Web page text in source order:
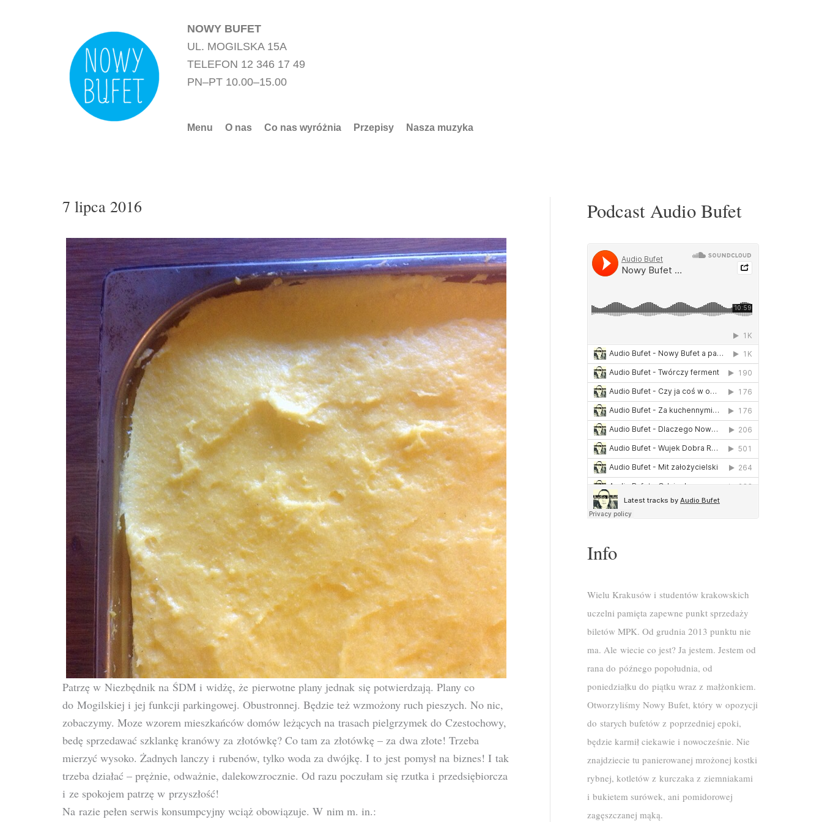
NOWY BUFET
UL. MOGILSKA 15A
TELEFON 12 346 17 49
PN–PT 10.00–15.00
Menu O nas Co nas wyróżnia Przepisy Nasza muzyka
7 lipca 2016
Patrzę w Niezbędnik na ŚDM i widżę, że pierwotne plany jednak się potwierdzają. Plany co
do Mogilskiej i jej funkcji parkingowej. Obustronnej. Będzie też wzmożony ruch pieszych. No nic,
zobaczymy. Moze wzorem mieszkańców domów leżących na trasach pielgrzymek do Czestochowy,
bedę sprzedawać szklankę kranówy za złotówkę? Co tam za złotówkę – za dwa złote! Trzeba
mierzyć wysoko. Żadnych lanczy i rubenów, tylko woda za dwójkę. I to jest pomysł na biznes! I tak
trzeba działać – prężnie, odważnie, dalekowzrocznie. Od razu poczułam się rzutka i przedsiębiorcza
i ze spokojem patrzę w przyszłość!
Na razie pełen serwis konsumpcyjny wciąż obowiązuje. W nim m. in.:
Podcast Audio Bufet
Info
Wielu Krakusów i studentów krakowskich
uczelni pamięta zapewne punkt sprzedaży
biletów MPK. Od grudnia 2013 punktu nie
ma. Ale wiecie co jest? Ja jestem. Jestem od
rana do późnego popołudnia, od
poniedziałku do piątku wraz z małżonkiem.
Otworzyliśmy Nowy Bufet, który w opozycji
do starych bufetów z poprzedniej epoki,
będzie karmił ciekawie i nowocześnie. Nie
znajdziecie tu panierowanej mrożonej kostki
rybnej, kotletów z kurczaka z ziemniakami
i bukietem surówek, ani pomidorowej
zagęszczanej mąką.